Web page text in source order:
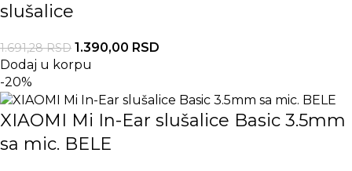
slušalice
1.691,28RSD 1.390,00 RSD
Dodaj u korpu
-20%
XIAOMI Mi In-Ear slušalice Basic 3.5mm
sa mic. BELE